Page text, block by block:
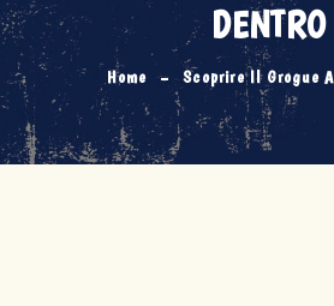
DENTRO
Home Scoprire Il Grogue